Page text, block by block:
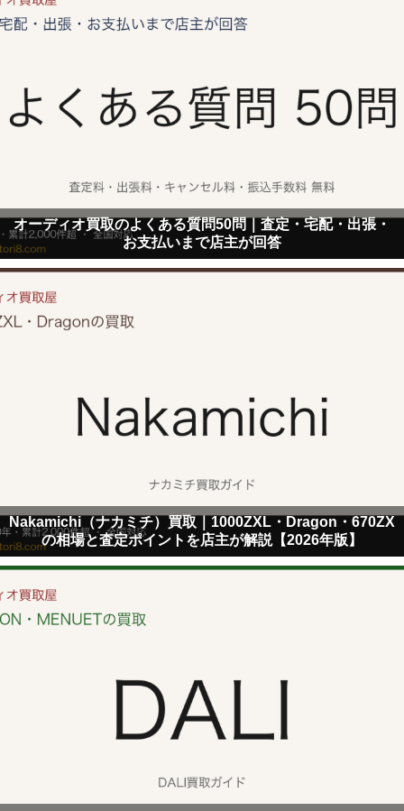
オーディオ買取のよくある質問50問｜査定・宅配・出張・
お支払いまで店主が回答
Nakamichi（ナカミチ）買取｜1000ZXL・Dragon・670ZX
の相場と査定ポイントを店主が解説【2026年版】